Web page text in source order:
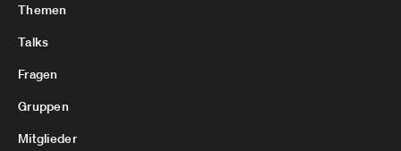
Themen
Talks
Fragen
Gruppen
Mitglieder